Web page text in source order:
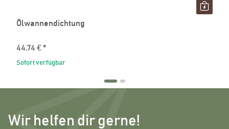
Ölwannendichtung
44,74 € *
Sofort verfügbar
Wir helfen dir gerne!